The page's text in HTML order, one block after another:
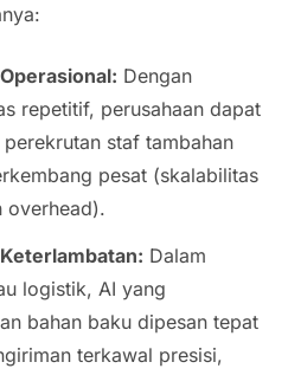
Dengan
repetitif, perusahaan dapat
staf tambahan
pesat (skalabilitas
overhead).
Dalam
logistik, AI yang
bahan baku dipesan tepat
terkawal presisi,